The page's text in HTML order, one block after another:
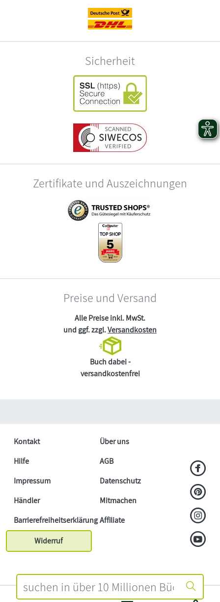
Sicherheit
Zertifikate und Auszeichnungen
Preise und Versand
Alle Preise inkl. MwSt.
und ggf. zzgl.Versandkosten
Buch dabei -
versandkostenfrei
Kontakt
Über uns
Hilfe
AGB
Impressum
Datenschutz
Händler
Mitmachen
BarrierefreiheitserklärungAffiliate
Widerruf